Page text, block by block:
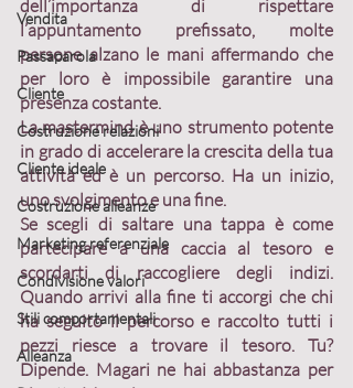
Vendita
Passaparola
Cliente
Costruzione relazioni
Cliente ideale
Costruzione alleanze
Marketing referenziale
Condivisione valori
Stili comportamentali
Alleanza
dell’importanza di rispettare
l’appuntamento prefissato, molte
persone alzano le mani affermando che
per loro è impossibile garantire una
presenza costante.
La mastermind è uno strumento potente
in grado di accelerare la crescita della tua
attività ed è un percorso. Ha un inizio,
uno svolgimento e una fine.
Se scegli di saltare una tappa è come
partecipare a una caccia al tesoro e
scordarti di raccogliere degli indizi.
Quando arrivi alla fine ti accorgi che chi
ha seguito il percorso e raccolto tutti i
pezzi riesce a trovare il tesoro. Tu?
Dipende. Magari ne hai abbastanza per